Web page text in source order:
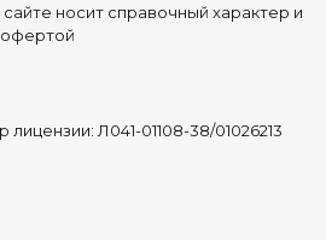
носит справочный характер и
офертой
Л041-01108-38/01026213